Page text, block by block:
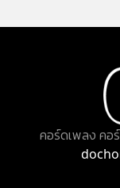
คอร์ดเพลง คอ